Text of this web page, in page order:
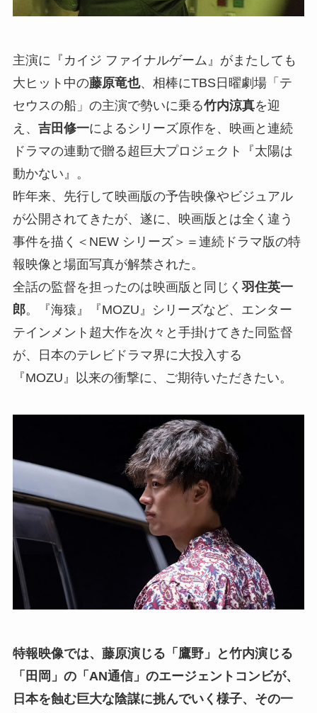
主演に『カイジ ファイナルゲーム』がまたしても
大ヒット中の藤原竜也、相棒にTBS日曜劇場「テ
セウスの船」の主演で勢いに乗る竹内涼真を迎
え、 吉田修一によるシリーズ原作を、映画と連続
ドラマの連動で贈る超巨大プロジェクト『太陽は
動かない』。
昨年来、先行して映画版の予告映像やビジュアル
が公開されてきたが、遂に、映画版とは全く違う
事件を描く＜NEW シリーズ＞＝連続ドラマ版の特
報映像と場面写真が解禁された。
全話の監督を担ったのは映画版と同じく 羽住英一
郎。『海猿』『MOZU』シリーズなど、エンター
テインメント超大作を次々と手掛けてきた同監督
が、日本のテレビドラマ界に大投入する
『MOZU』以来の衝撃に、ご期待いただきたい。
特報映像では、藤原演じる「鷹野」と竹内演じる
「田岡」の「AN通信」のエージェントコンビが、
日本を蝕む巨大な陰謀に挑んでいく様子、その一